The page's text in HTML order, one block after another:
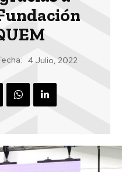
4 Julio, 2022